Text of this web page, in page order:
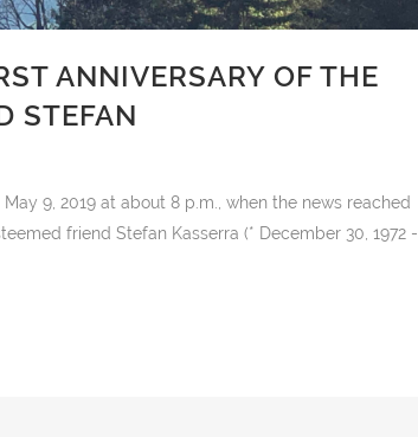
ANNIVERSARY OF THE
STEFAN
9, 2019 at about 8 p.m., when the news reached
friend Stefan Kasserra (* December 30, 1972 -